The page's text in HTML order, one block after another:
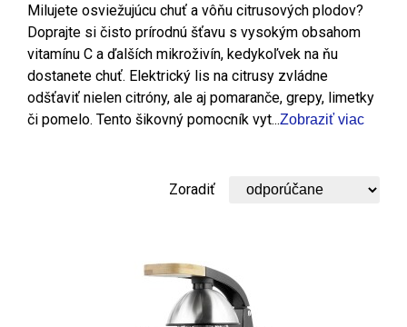
Milujete osviežujúcu chuť a vôňu citrusových plodov?
Doprajte si čisto prírodnú šťavu s vysokým obsahom
vitamínu C a ďalších mikroživín, kedykoľvek na ňu
dostanete chuť. Elektrický lis na citrusy zvládne
odšťaviť nielen citróny, ale aj pomaranče, grepy, limetky
či pomelo. Tento šikovný pomocník vyt...Zobraziť viac
Zoradiť